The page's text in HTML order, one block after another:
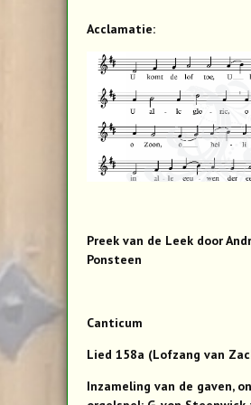
Acclamatie:
Preek van de Leek door
Ponsteen
Canticum
Lied 158a (Lofzang van
Inzameling van de gaven,